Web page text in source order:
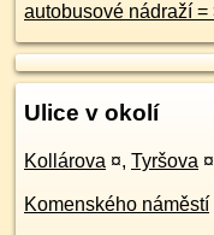
Ulice v okolí
Kollárova ¤, Tyršova ¤
Komenského náměstí